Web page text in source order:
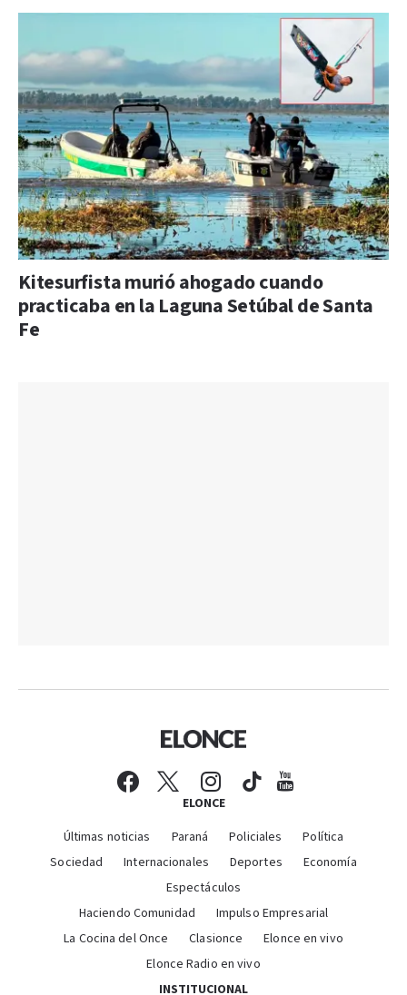
Kitesurfista murió ahogado cuando
practicaba en la Laguna Setúbal de Santa
Fe
ELONCE
Últimas noticias Paraná Policiales
Política
Sociedad
Internacionales Deportes
Economía
Espectáculos
Haciendo Comunidad
Impulso Empresarial
La Cocina del Once
Clasionce
Elonce en vivo
Elonce Radio en vivo
INSTITUCIONAL